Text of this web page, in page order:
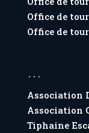
Office de
Office de
…
Association
Association
Tiphaine